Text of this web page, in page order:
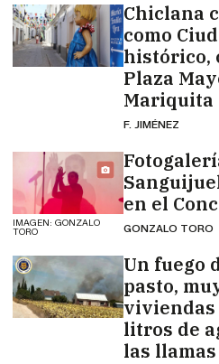
Chiclana
como
histórico,
Plaza
Mariquita
F. JIMÉNEZ
IMAGEN: GONZALO
TORO
en el
GONZALO TORO
Un fuego
pasto,
viviendas
litros de
las llamas